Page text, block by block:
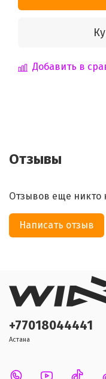
Добавить в
Отзывы
Отзывов еще никто
Написать отзыв
+77018044441
Астана